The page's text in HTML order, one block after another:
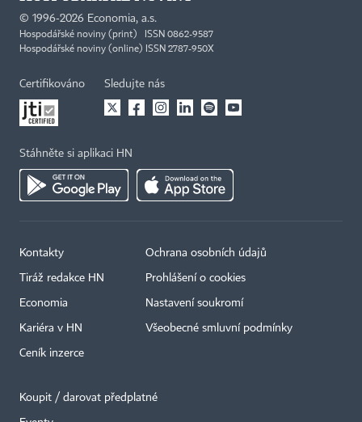
© 1996-2026 Economia, a.s.
Hospodářské noviny (print) ISSN 0862-9587
Hospodářské noviny (online) ISSN 2787-950X
Certifikováno Sledujte nás
Stáhněte si aplikaci HN
Kontakty
Tiráž redakce HN
Economia
Kariéra v HN
Ceník inzerce
Ochrana osobních údajů
Prohlášení o cookies
Nastavení soukromí
Všeobecné smluvní podmínky
Koupit / darovat předplatné